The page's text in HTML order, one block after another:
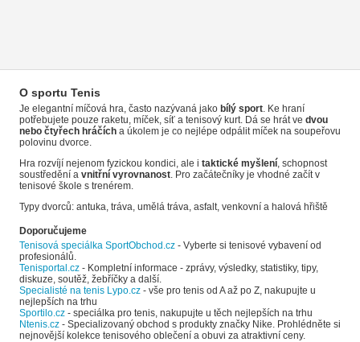
O sportu Tenis
Je elegantní míčová hra, často nazývaná jako bílý sport . Ke hraní
potřebujete pouze raketu, míček, síť a tenisový kurt. Dá se hrát ve dvou
nebo čtyřech hráčích a úkolem je co nejlépe odpálit míček na soupeřovu
polovinu dvorce.
Hra rozvíjí nejenom fyzickou kondici, ale i taktické myšlení , schopnost
soustředění a vnitřní vyrovnanost . Pro začátečníky je vhodné začít v
tenisové škole s trenérem.
Typy dvorců: antuka, tráva, umělá tráva, asfalt, venkovní a halová hřiště
Doporučujeme
Tenisová speciálka SportObchod.cz - Vyberte si tenisové vybavení od
profesionálů.
Tenisportal.cz - Kompletní informace - zprávy, výsledky, statistiky, tipy,
diskuze, soutěž, žebříčky a další.
Specialisté na tenis Lypo.cz - vše pro tenis od A až po Z, nakupujte u
nejlepších na trhu
Sportilo.cz - speciálka pro tenis, nakupujte u těch nejlepších na trhu
Ntenis.cz - Specializovaný obchod s produkty značky Nike. Prohlédněte si
nejnovější kolekce tenisového oblečení a obuvi za atraktivní ceny.